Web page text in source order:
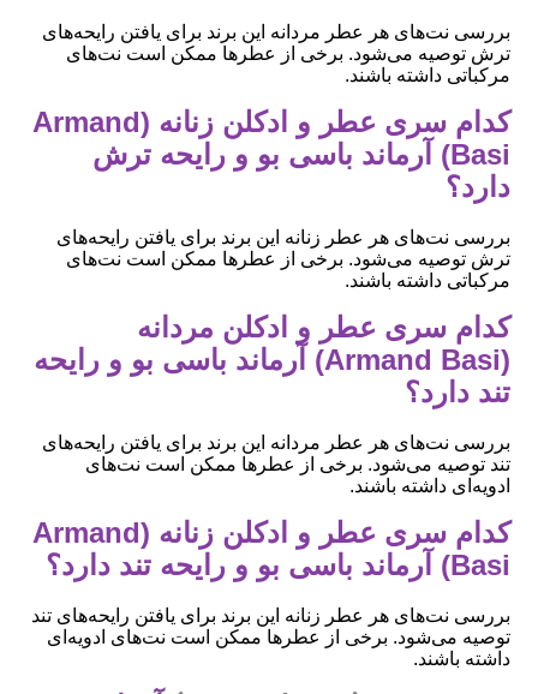
بررسی نت‌های هر عطر مردانه این برند برای یافتن رایحه‌های
ترش توصیه می‌شود. برخی از عطرها ممکن است نت‌های
مرکباتی داشته باشند.
کدام سری عطر و ادکلن زنانه (Armand
Basi) آرماند باسی بو و رایحه ترش
دارد؟
بررسی نت‌های هر عطر زنانه این برند برای یافتن رایحه‌های
ترش توصیه می‌شود. برخی از عطرها ممکن است نت‌های
مرکباتی داشته باشند.
کدام سری عطر و ادکلن مردانه
(Armand Basi) آرماند باسی بو و رایحه
تند دارد؟
بررسی نت‌های هر عطر مردانه این برند برای یافتن رایحه‌های
تند توصیه می‌شود. برخی از عطرها ممکن است نت‌های
ادویه‌ای داشته باشند.
کدام سری عطر و ادکلن زنانه (Armand
Basi) آرماند باسی بو و رایحه تند دارد؟
بررسی نت‌های هر عطر زنانه این برند برای یافتن رایحه‌های تند
توصیه می‌شود. برخی از عطرها ممکن است نت‌های ادویه‌ای
داشته باشند.